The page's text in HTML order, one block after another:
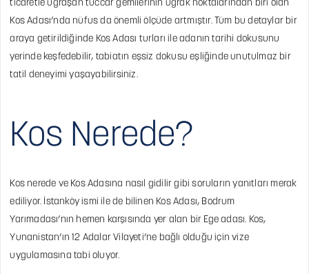
ticaretle uğraşan tüccar gemilerinin uğrak noktalarından biri olan
Kos Adası’nda nüfus da önemli ölçüde artmıştır. Tüm bu detaylar bir
araya getirildiğinde Kos Adası turları ile adanın tarihi dokusunu
yerinde keşfedebilir, tabiatın eşsiz dokusu eşliğinde unutulmaz bir
tatil deneyimi yaşayabilirsiniz.
Kos Nerede?
Kos nerede ve Kos Adasına nasıl gidilir gibi soruların yanıtları merak
ediliyor. İstanköy ismi ile de bilinen Kos Adası, Bodrum
Yarımadası’nın hemen karşısında yer alan bir Ege adası. Kos,
Yunanistan’ın 12 Adalar Vilayeti’ne bağlı olduğu için vize
uygulamasına tabi oluyor.